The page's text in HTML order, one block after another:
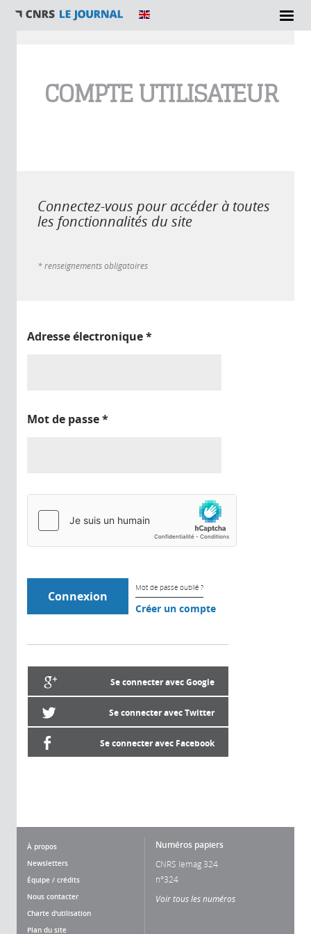
COMPTE UTILISATEUR
Connectez-vous pour accéder à toutes
les fonctionnalités du site
* renseignements obligatoires
Adresse électronique*
Mot de passe*
Mot de passe oublié ?
Créer un compte
Se connecter avec Google
Se connecter avec Twitter
Se connecter avec Facebook
À propos
Newsletters
Équipe / crédits
Nous contacter
Charte d'utilisation
Plan du site
Numéros papiers
CNRS lemag 324
n°324
Voir tous les numéros